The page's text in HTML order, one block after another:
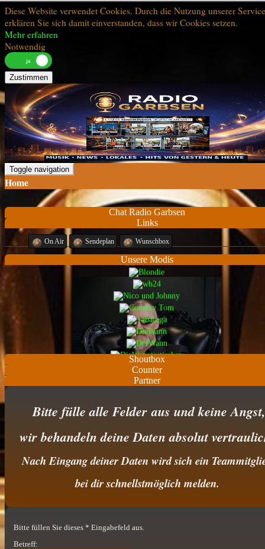
Diese Website verwendet Cookies. Durch die Nutzung unserer
erklären Sie sich damit einverstanden, dass wir Cookies setzen.
Mehr erfahren
Notwendig
Zustimmen
Toggle navigation
Home
Chat Radio Garbsen
Links
On Air Sendeplan Wunschbox
Unsere Modis
Shoutbox
Counter
Partner
Bitte fülle alle Felder aus und keine Angst,
wir behandeln deine Daten absolut
Nach Eingang deiner Daten wird sich ein
bei dir schnellstmöglich melden.
Bitte füllen Sie dieses * Eingabefeld aus.
Betreff: